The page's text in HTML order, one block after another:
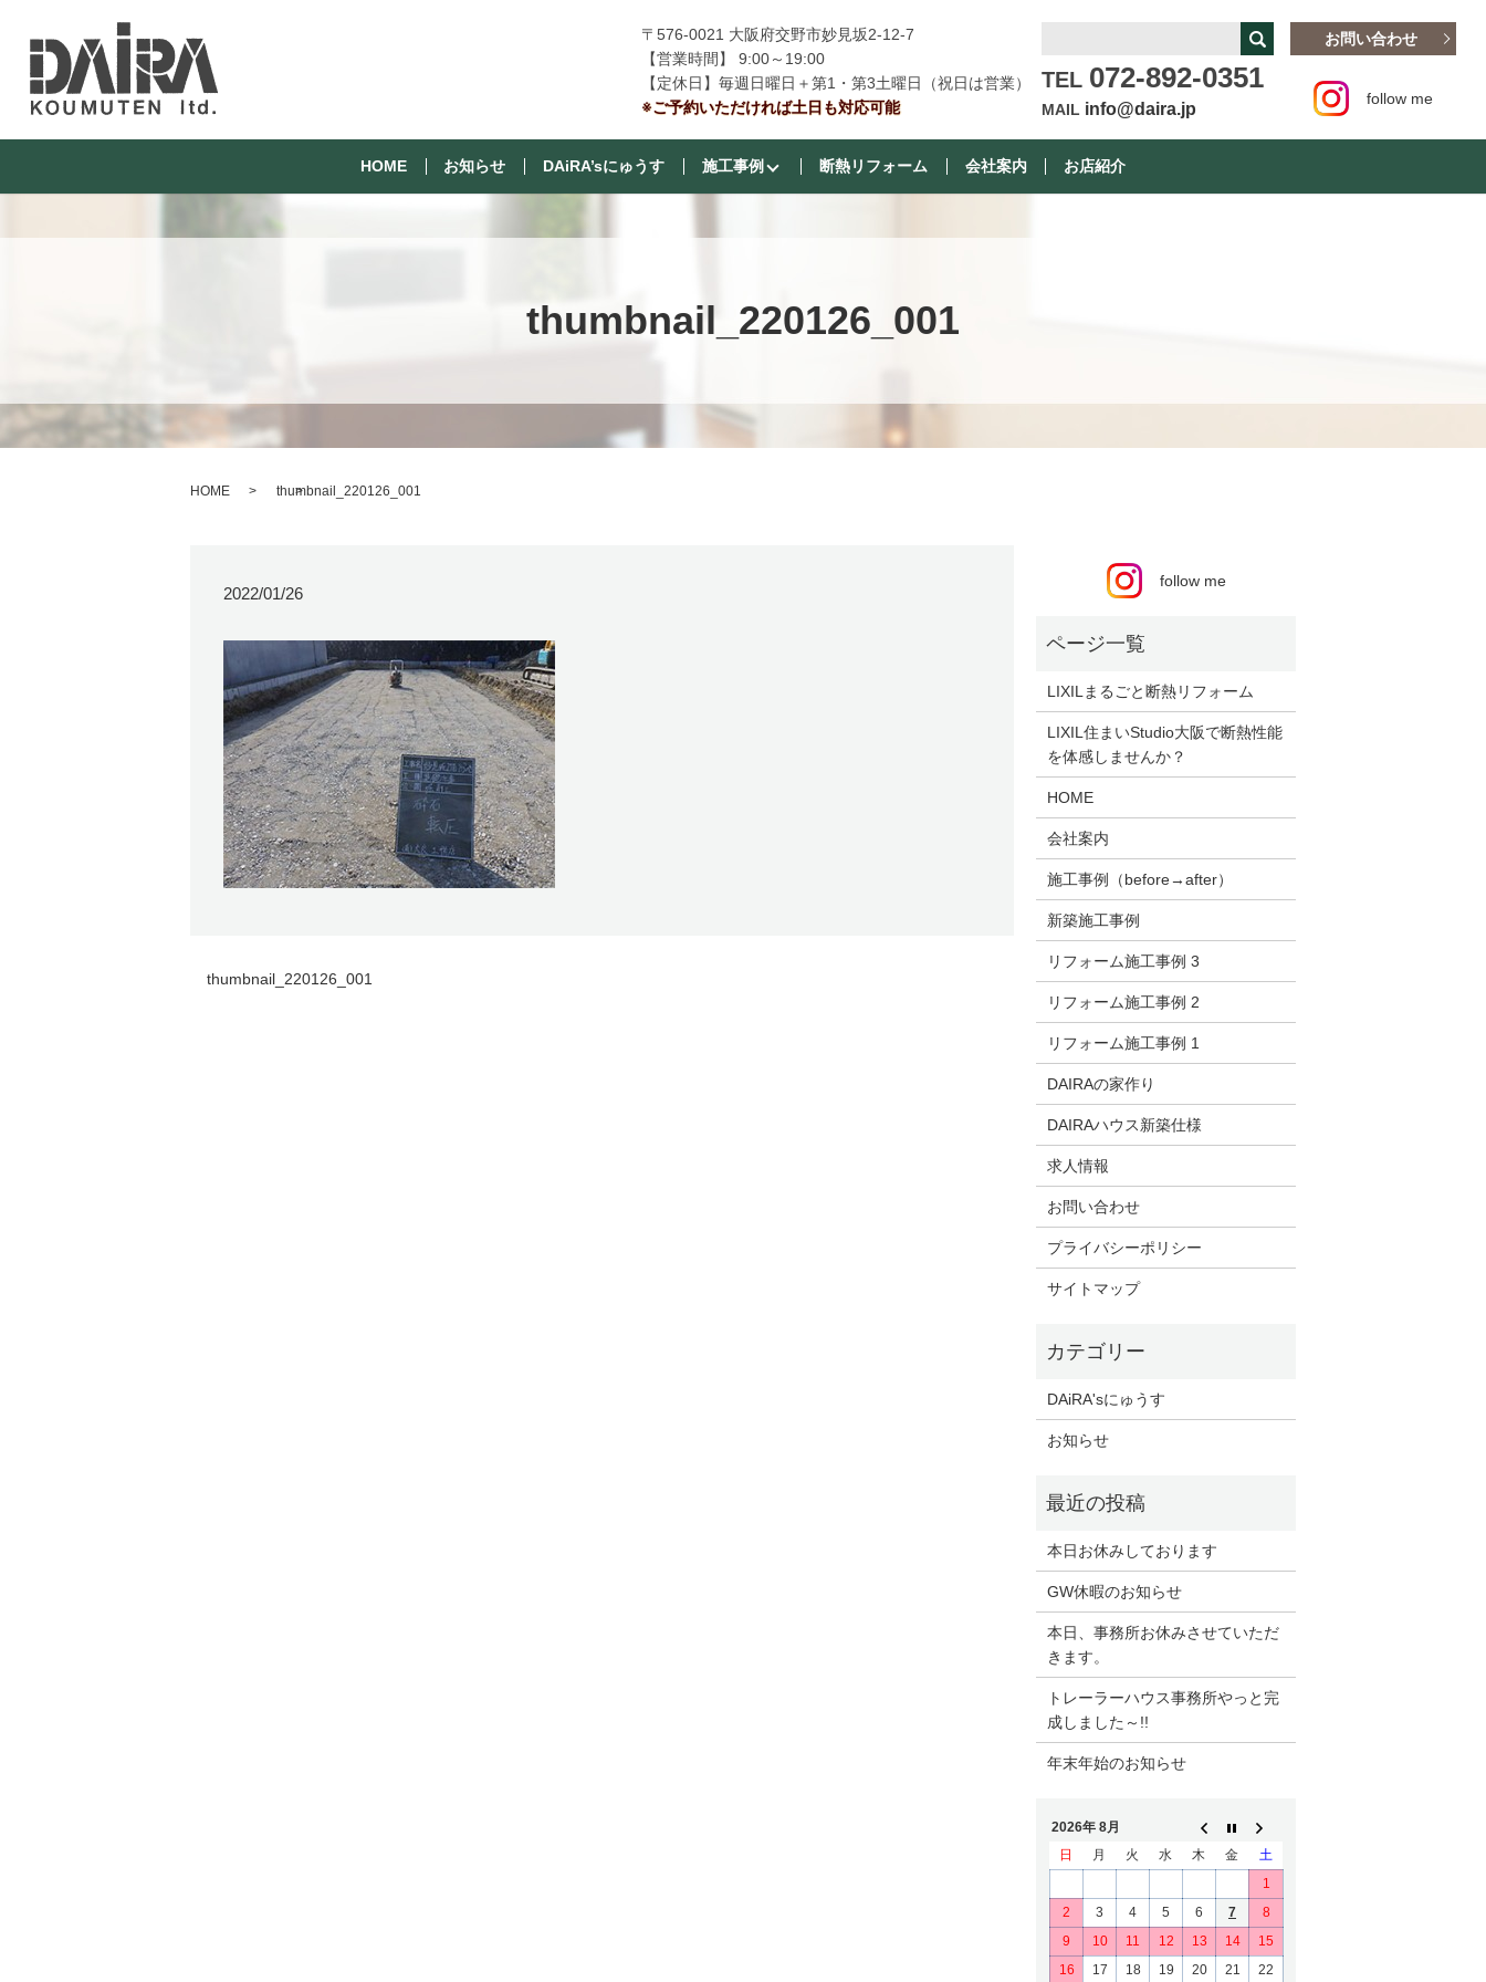
〒576-0021 大阪府交野市妙見坂2-12-7
【営業時間】 9:00～19:00
【定休日】毎週日曜日＋第1・第3土曜日（祝日は営業）
※ご予約いただければ土日も対応可能
TEL 072-892-0351
MAIL info@daira.jp
お問い合わせ
follow me
HOME お知らせ DAiRA’sにゅうす 施工事例 断熱リフォーム 会社案内 お店紹介
thumbnail_220126_001
HOME thumbnail_220126_001
2022/01/26
thumbnail_220126_001
follow me
LIXILまるごと断熱リフォーム
LIXIL住まいStudio大阪で断熱性能
を体感しませんか？
HOME
会社案内
施工事例（before→after）
新築施工事例
リフォーム施工事例 3
リフォーム施工事例 2
リフォーム施工事例 1
DAIRAの家作り
DAIRAハウス新築仕様
求人情報
お問い合わせ
プライバシーポリシー
サイトマップ
DAiRA'sにゅうす
お知らせ
本日お休みしております
GW休暇のお知らせ
本日、事務所お休みさせていただ
きます。
トレーラーハウス事務所やっと完
成しました～!!
年末年始のお知らせ
2026年 8月
日
月 火 水 木 金
土
1
2
3 4 5 6 7
8
9
10 11 12 13 14
15
16
17 18 19 20 21 22